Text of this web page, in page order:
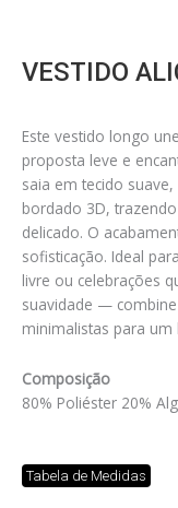
VESTIDO
Este vestido longo
proposta leve e
saia em tecido
bordado 3D,
delicado. O
sofisticação. Ideal
livre ou celebrações
suavidade —
minimalistas para um
Composição
80% Poliéster 20%
Tabela de Medidas